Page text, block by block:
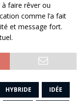
à faire rêver ou
comme l’a fait
et message fort.
HYBRIDE IDÉE